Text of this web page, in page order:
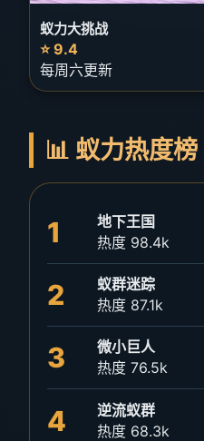
蚁力大挑战
⭐ 9.4
每周六更新
📊 蚁力热度榜
1
地下王国
热度 98.4k
2
蚁群迷踪
热度 87.1k
3
微小巨人
热度 76.5k
4
逆流蚁群
热度 68.3k